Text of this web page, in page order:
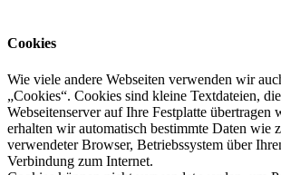
Cookies
Wie viele andere Webseiten verwenden wir
„Cookies“. Cookies sind kleine Textdateien,
Webseitenserver auf Ihre Festplatte übertragen
erhalten wir automatisch bestimmte Daten wie
verwendeter Browser, Betriebssystem über
Verbindung zum Internet.